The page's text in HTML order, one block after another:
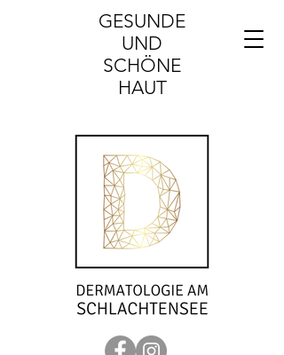
GESUNDE​
UND
SCHÖNE
HAUT